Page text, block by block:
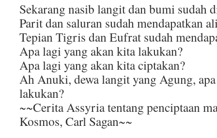
Sekarang nasib langit dan bumi sudah
Parit dan saluran sudah mendapatkan
Tepian Tigris dan Eufrat sudah
Apa lagi yang akan kita lakukan?
Apa lagi yang akan kita ciptakan?
Ah Anuki, dewa langit yang Agung,
lakukan?
~~Cerita Assyria tentang penciptaan
Kosmos, Carl Sagan~~